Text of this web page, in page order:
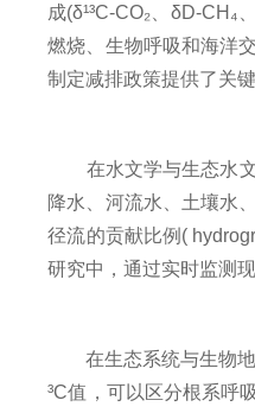
成(δ¹³C-CO₂、δD-
燃烧、生物呼吸和海洋
制定减排政策提供了关键
在水文学与生态水文
降水、河流水、土壤水
径流的贡献比例(
研究中，通过实时监测
在生态系统与生物地
³C值，可以区分根系呼